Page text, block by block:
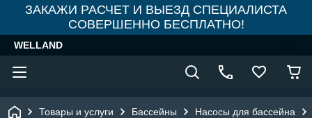
ЗАКАЖИ РАСЧЕТ И ВЫЕЗД СПЕЦИАЛИСТА
СОВЕРШЕННО БЕСПЛАТНО!
WELLAND
Товары и услуги Бассейны Насосы для бассейна